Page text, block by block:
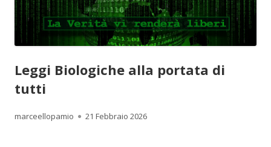
Leggi Biologiche alla portata di
tutti
Autore
marceellopamio Pubblicato
21 Febbraio 2026